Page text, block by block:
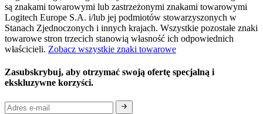
są znakami towarowymi lub zastrzeżonymi znakami towarowymi
Logitech Europe S.A. i/lub jej podmiotów stowarzyszonych w
Stanach Zjednoczonych i innych krajach. Wszystkie pozostałe znaki
towarowe stron trzecich stanowią własność ich odpowiednich
właścicieli. Zobacz wszystkie znaki towarowe
Zasubskrybuj, aby otrzymać swoją ofertę specjalną i
ekskluzywne korzyści.